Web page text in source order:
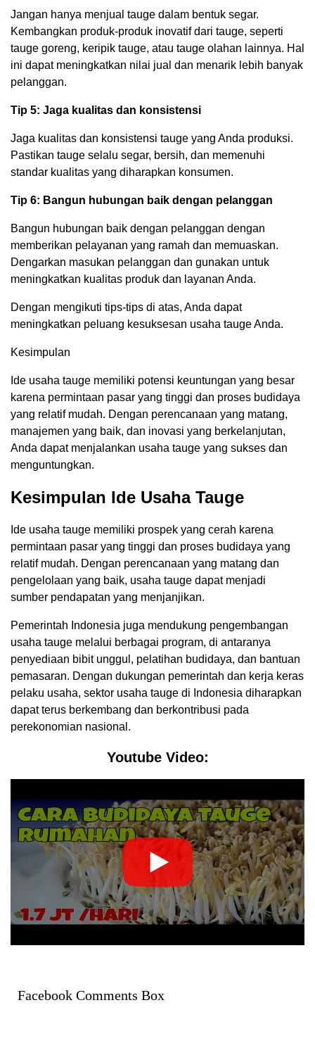
Jangan hanya menjual tauge dalam bentuk segar.
Kembangkan produk-produk inovatif dari tauge, seperti
tauge goreng, keripik tauge, atau tauge olahan lainnya. Hal
ini dapat meningkatkan nilai jual dan menarik lebih banyak
pelanggan.
Tip 5: Jaga kualitas dan konsistensi
Jaga kualitas dan konsistensi tauge yang Anda produksi.
Pastikan tauge selalu segar, bersih, dan memenuhi
standar kualitas yang diharapkan konsumen.
Tip 6: Bangun hubungan baik dengan pelanggan
Bangun hubungan baik dengan pelanggan dengan
memberikan pelayanan yang ramah dan memuaskan.
Dengarkan masukan pelanggan dan gunakan untuk
meningkatkan kualitas produk dan layanan Anda.
Dengan mengikuti tips-tips di atas, Anda dapat
meningkatkan peluang kesuksesan usaha tauge Anda.
Kesimpulan
Ide usaha tauge memiliki potensi keuntungan yang besar
karena permintaan pasar yang tinggi dan proses budidaya
yang relatif mudah. Dengan perencanaan yang matang,
manajemen yang baik, dan inovasi yang berkelanjutan,
Anda dapat menjalankan usaha tauge yang sukses dan
menguntungkan.
Kesimpulan Ide Usaha Tauge
Ide usaha tauge memiliki prospek yang cerah karena
permintaan pasar yang tinggi dan proses budidaya yang
relatif mudah. Dengan perencanaan yang matang dan
pengelolaan yang baik, usaha tauge dapat menjadi
sumber pendapatan yang menjanjikan.
Pemerintah Indonesia juga mendukung pengembangan
usaha tauge melalui berbagai program, di antaranya
penyediaan bibit unggul, pelatihan budidaya, dan bantuan
pemasaran. Dengan dukungan pemerintah dan kerja keras
pelaku usaha, sektor usaha tauge di Indonesia diharapkan
dapat terus berkembang dan berkontribusi pada
perekonomian nasional.
Youtube Video:
Facebook Comments Box